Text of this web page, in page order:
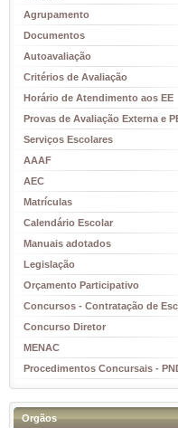
Agrupamento
Documentos
Autoavaliação
Critérios de Avaliação
Horário de Atendimento aos EE
Provas de Avaliação Externa e
Serviços Escolares
AAAF
AEC
Matrículas
Calendário Escolar
Manuais adotados
Legislação
Orçamento Participativo
Concursos - Contratação de
Concurso Diretor
MENAC
Procedimentos Concursais -
Orgãos